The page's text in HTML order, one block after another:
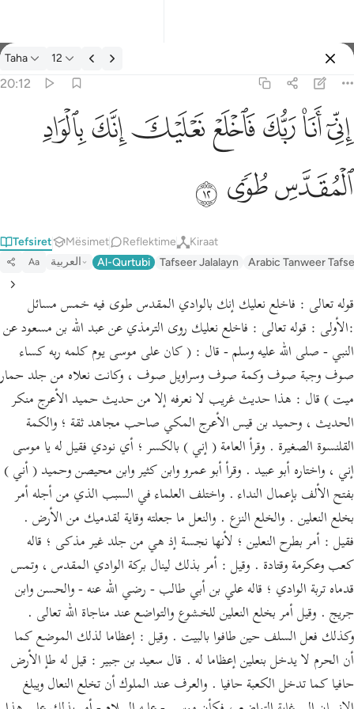
Tefsir: Taha 20:12
Taha 12
20:12
اني انا ربك فاخلع نعليك انك بالواد المقدس طوى ١٢
إِنِّىٓ أَنَا۠ رَبُّكَ فَٱخْلَعْ نَعْلَيْكَ ۖ إِنَّكَ بِٱلْوَادِ ٱلْمُقَدَّسِ طُوًۭى ١٢
ﲺﲻﲼﲽﲾﲿﳀ
ﳁﳂ ﳃ
Tefsiret Mësimet Reflektime Kiraat
Aa العربية Al-Qurtubi Tafseer Jalalayn Arabic Tanweer
قوله تعالى : فاخلع نعليك إنك بالوادي المقدس طوى فيه خمس مسائل
:الأولى : قوله تعالى : فاخلع نعليك روى الترمذي عن عبد الله بن مسعود عن
النبي - صلى الله عليه وسلم - قال : ( كان على موسى يوم كلمه ربه كساء
صوف وجبة صوف وكمة صوف وسراويل صوف ، وكانت نعلاه من جلد حمار
ميت ) قال : هذا حديث غريب لا نعرفه إلا من حديث حميد الأعرج منكر
الحديث ، وحميد بن قيس الأعرج المكي صاحب مجاهد ثقة ؛ والكمة
القلنسوة الصغيرة . وقرأ العامة ( إني ) بالكسر ؛ أي نودي فقيل له يا موسى
إني ، واختاره أبو عبيد . وقرأ أبو عمرو وابن كثير وابن محيصن وحميد ( أني )
بفتح الألف بإعمال النداء . واختلف العلماء في السبب الذي من أجله أمر
بخلع النعلين . والخلع النزع . والنعل ما جعلته وقاية لقدميك من الأرض .
فقيل : أمر بطرح النعلين ؛ لأنها نجسة إذ هي من جلد غير مذكى ؛ قاله
كعب وعكرمة وقتادة . وقيل : أمر بذلك لينال بركة الوادي المقدس ، وتمس
قدماه تربة الوادي ؛ قاله علي بن أبي طالب - رضي الله عنه - والحسن وابن
جريج . وقيل أمر بخلع النعلين للخشوع والتواضع عند مناجاة الله تعالى .
وكذلك فعل السلف حين طافوا بالبيت . وقيل : إعظاما لذلك الموضع كما
أن الحرم لا يدخل بنعلين إعظاما له . قال سعيد بن جبير : قيل له طإ الأرض
حافيا كما تدخل الكعبة حافيا . والعرف عند الملوك أن تخلع النعال ويبلغ